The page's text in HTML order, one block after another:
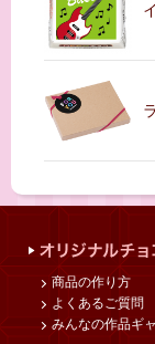
商品の作り方
よくあるご質問
みんなの作品ギ